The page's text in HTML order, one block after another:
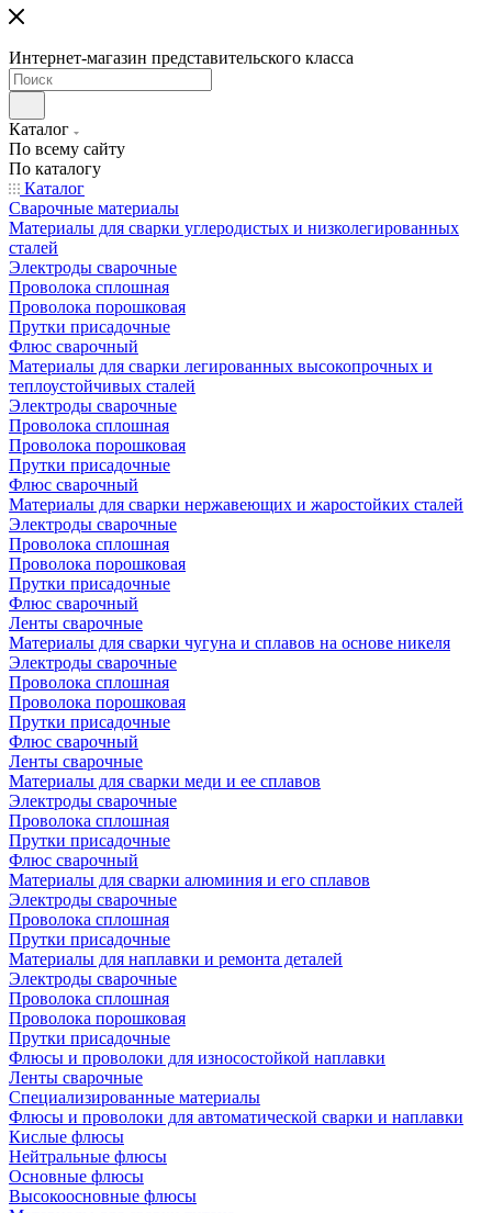
Интернет-магазин представительского класса
Каталог
По всему сайту
По каталогу
Каталог
Сварочные материалы
Материалы для сварки углеродистых и низколегированных
сталей
Электроды сварочные
Проволока сплошная
Проволока порошковая
Прутки присадочные
Флюс сварочный
Материалы для сварки легированных высокопрочных и
теплоустойчивых сталей
Электроды сварочные
Проволока сплошная
Проволока порошковая
Прутки присадочные
Флюс сварочный
Материалы для сварки нержавеющих и жаростойких сталей
Электроды сварочные
Проволока сплошная
Проволока порошковая
Прутки присадочные
Флюс сварочный
Ленты сварочные
Материалы для сварки чугуна и сплавов на основе никеля
Электроды сварочные
Проволока сплошная
Проволока порошковая
Прутки присадочные
Флюс сварочный
Ленты сварочные
Материалы для сварки меди и ее сплавов
Электроды сварочные
Проволока сплошная
Прутки присадочные
Флюс сварочный
Материалы для сварки алюминия и его сплавов
Электроды сварочные
Проволока сплошная
Прутки присадочные
Материалы для наплавки и ремонта деталей
Электроды сварочные
Проволока сплошная
Проволока порошковая
Прутки присадочные
Флюсы и проволоки для износостойкой наплавки
Ленты сварочные
Специализированные материалы
Флюсы и проволоки для автоматической сварки и наплавки
Кислые флюсы
Нейтральные флюсы
Основные флюсы
Высокоосновные флюсы